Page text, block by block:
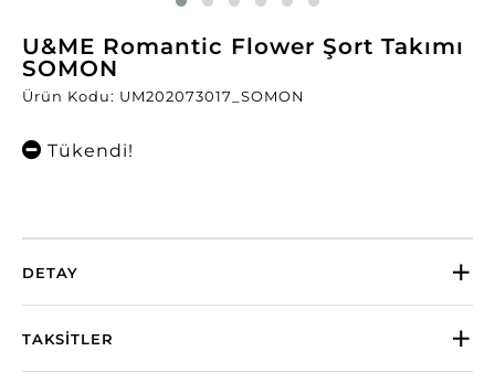
U&ME Romantic Flower Şort Takımı
SOMON
Ürün Kodu: UM202073017_SOMON
Tükendi!
DETAY
TAKSITLER